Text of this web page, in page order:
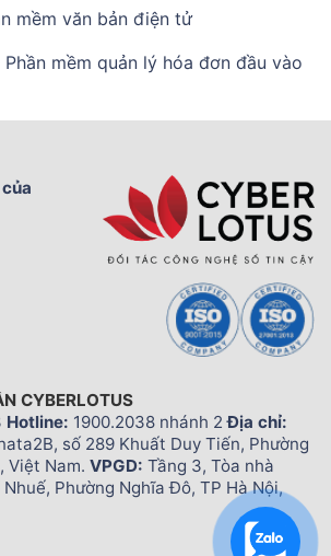
mềm văn bản điện tử
mềm quản lý hóa đơn đầu vào
CYBERLOTUS
Hotline: 1900.2038 nhánh 2Địa chỉ:
số 289 Khuất Duy Tiến, Phường
Việt Nam. VPGD: Tầng 3, Tòa nhà
Phường Nghĩa Đô, TP Hà Nội,